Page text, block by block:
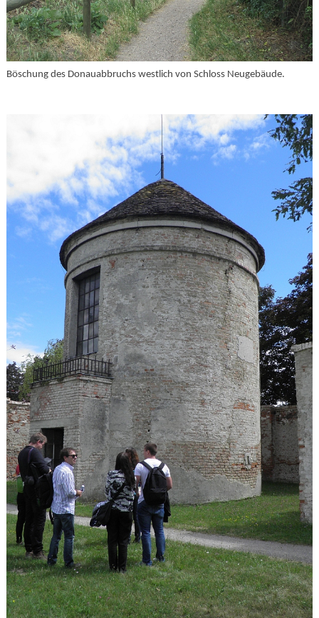
Böschung des Donauabbruchs westlich von Schloss Neugebäude.